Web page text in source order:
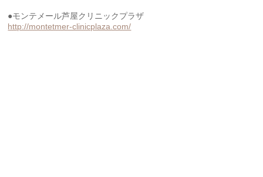
●モンテメール芦屋クリニックプラザ
http://montetmer-clinicplaza.com/